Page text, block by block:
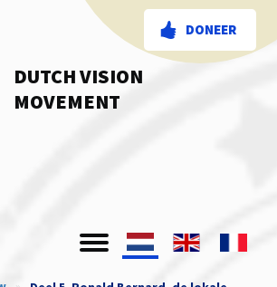
DONEER
DUTCH VISION
MOVEMENT